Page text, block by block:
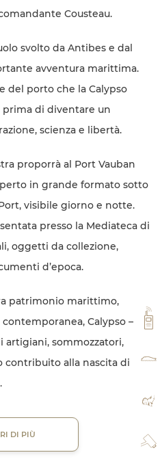
Cousteau.
svolto da Antibes e dal
avventura marittima.
del porto che la Calypso
prima di diventare un
scienza e libertà.
proporrà al Port Vauban
in grande formato sotto
visibile giorno e notte.
presso la Mediateca di
oggetti da collezione,
d’epoca.
patrimonio marittimo,
Calypso –
artigiani, sommozzatori,
contribuito alla nascita di
DI PIÙ